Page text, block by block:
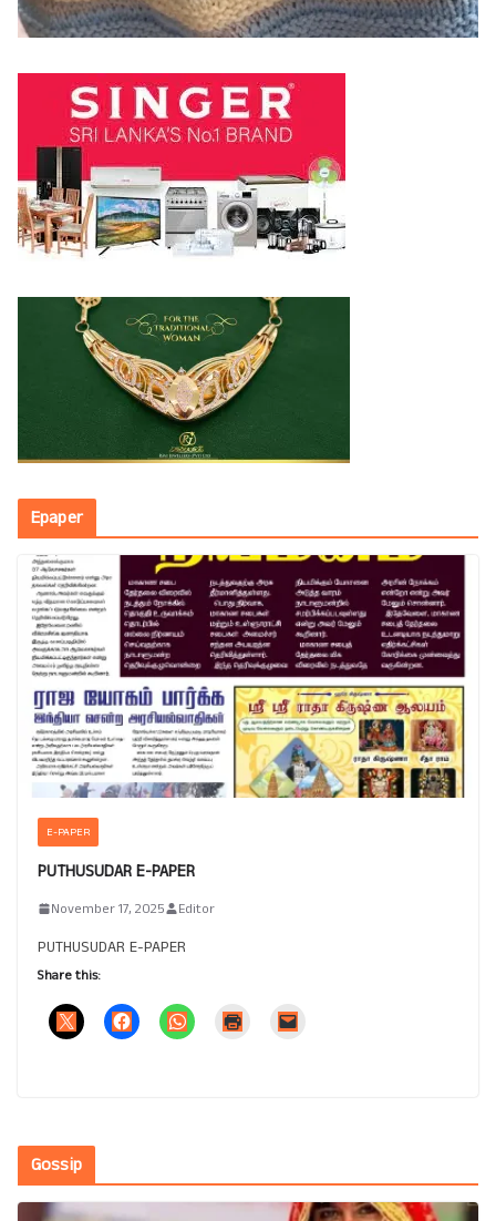
Epaper
E-PAPER
PUTHUSUDAR E-PAPER
November 17, 2025 Editor
PUTHUSUDAR E-PAPER
Share this:
Gossip